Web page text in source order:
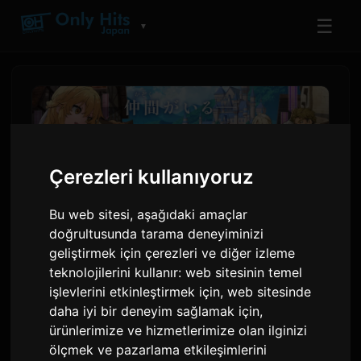
Çerezleri kullanıyoruz
Bu web sitesi, aşağıdaki amaçlar
doğrultusunda tarama deneyiminizi
geliştirmek için çerezleri ve diğer izleme
teknolojilerini kullanır:web sitesinin temel
işlevlerini etkinleştirmek için,web sitesinde
daha iyi bir deneyim sağlamak için,
ürünlerimize ve hizmetlerimize olan ilginizi
ölçmek ve pazarlama etkileşimlerini
▼ ☰
'Leave This to Me and Go
Ahead' Anime'sine Hanai
Miharu ve Kinoshita Suzuna